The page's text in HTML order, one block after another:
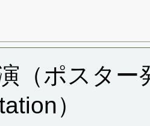
（ポスタ
）